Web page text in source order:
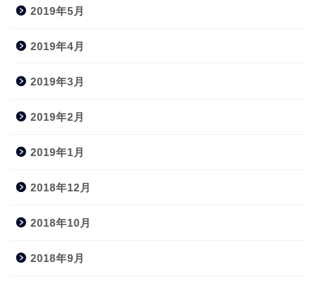
2019年5月
2019年4月
2019年3月
2019年2月
2019年1月
2018年12月
2018年10月
2018年9月